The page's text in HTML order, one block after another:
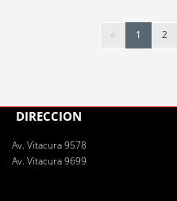
« 1 2
DIRECCIÓN
Av. Vitacura 9578
Av. Vitacura 9699